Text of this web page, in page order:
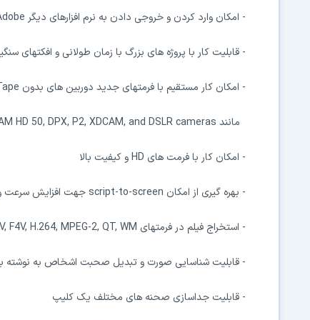
- امکان وارد کردن و خروجی دادن به نرم افزارهای دیگر Adobe
- قابلیت کار با پروژه های بزرگ با زمان طولانی و افکتهای
- امکان کار مستقیم با فرمتهای جدید دوربین های بدون Tape
مانند RED, AVCCAM, XDCAM HD 50, DPX, P2, XDCAM, and DSLR cameras بدون نیاز به تبدیل و پردازش مجدد
- امکان کار با فرمت های HD‌ و کیفیت بالا
- بهره گیری از امکان script-to-screen جهت افزایش سرعت ویرایش فیلم
- استخراج فیلم در فرمتهای DPX, FLV, F4V, H.264, MPEG-2, QT, WM و ...
- قابلیت شناسایی صورت و تبدیل صحبت اشخاص به نوشته
- قابلیت جداسازی صحنه های مختلف یک کلیپ